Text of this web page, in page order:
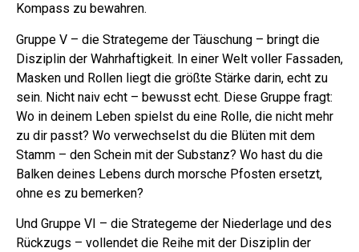
Kompass zu bewahren.
Gruppe V – die Strategeme der Täuschung – bringt die
Disziplin der Wahrhaftigkeit. In einer Welt voller Fassaden,
Masken und Rollen liegt die größte Stärke darin, echt zu
sein. Nicht naiv echt – bewusst echt. Diese Gruppe fragt:
Wo in deinem Leben spielst du eine Rolle, die nicht mehr
zu dir passt? Wo verwechselst du die Blüten mit dem
Stamm – den Schein mit der Substanz? Wo hast du die
Balken deines Lebens durch morsche Pfosten ersetzt,
ohne es zu bemerken?
Und Gruppe VI – die Strategeme der Niederlage und des
Rückzugs – vollendet die Reihe mit der Disziplin der